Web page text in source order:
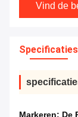
Vind de
Specificaties
Markeren: De